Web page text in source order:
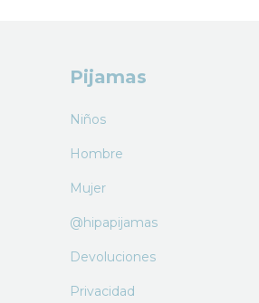
Pijamas
Niños
Hombre
Mujer
@hipapijamas
Devoluciones
Privacidad